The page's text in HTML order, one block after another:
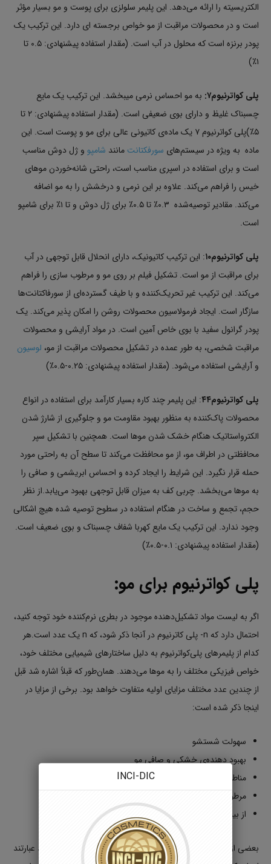
الکتریسیته را ارائه می‌دهد. این پلیمر سلولزی برای پوست و مو بسیار مؤثر
است و در محصولات مراقبت از مو خواص برجسته ای دارد. این ترکیب یک
پودر برنزه است که محلول در آب است. (مقدار استفاده پیشنهادی: ۰.۵ تا
۱٪)
پلی کواترنیوم۷:
به مو احساس نرمی می‎بخشد. این ترکیب یک مایع
چسبناک غلیظ و دارای بوی ضعیفی است. (مقدار استفاده پیشنهادی: ۲ تا
۵٪)پلی کواترنیوم ۷ یک ماده‌ی کاتیونی عالی برای مو و پوست است. این
ماده به ویژه در سیستم‌های سورفکتانت مانند شامپو و ژل دوش مناسب
است و برای استفاده در اسپری مناسب است، راحتی شانه‌خوردن موهای
خیس را فراهم می‌کند. علاوه بر این نرمی و درخشش را به مو اضافه
می‌کند. مقادیر توصیه‌شده ۰.۳٪ تا ۰.۵٪ برای ژل دوش و تا ۱٪ برای شامپو
است.
پلی کواترنیوم۱۰ : این ترکیب کاتیونیک، دارای انحلال قابل توجهی در آب
برای مراقبت از مو است. تشکیل فیلم بر روی مو و مرطوب سازی را فراهم
می‌کند. این ترکیب غیر تحریک‌کننده و با طیف گسترده‌ای از سورفاکتانت‌ها
سازگار است. ایجاد فرمولاسیون محصولات روشن را امکان پذیر می‌کند. یک
پودر گرانول سفید با بوی خاص آمین است. در مواد آرایشی و محصولات
مراقبت شخصی، به طور عمده در تشکیل محصولات مراقبت از مو، لوسیون
و آرایشی استفاده می‌شود. (مقدار استفاده پیشنهادی: ۰.۲۵-۰.۵٪)
پلی کواترنیوم۴۴
: این پلیمر چند کاره بسیار کارآمد برای استفاده در انواع
محصولات پاک‌کننده به منظور بهبود مقاومت مو و جلوگیری از شارژ شدن
الکترواستاتیک هنگام خشک شدن موها است. همچنین با تشکیل سپر
محافظتی در اطراف مو، از مو محافظت می‌کند تا سطح آن به راحتی مورد
حمله قرار نگیرد. این شرایط را ایجاد کرده و احساس ابریشمی و صافی را
به موها می‌بخشد. چربی کف به میزان قابل توجهی بهبود می‌یابد.از نظر
حجم، تجمع و ساخت در هنگام استفاده در سطوح توصیه شده هیچ اشکالی
وجود ندارد. این ترکیب یک مایع کهربا شفاف چسبناک و بوی ضعیف است.
(مقدار استفاده پیشنهادی: ۰.۱-۰.۵٪)
پلی کواترنیوم برای مو:
اگر به لیست مواد تشکیل‌دهنده موجود در بطری نرم‌کننده خود توجه کنید،
احتمال دارد که n- پلی کاترنیوم در آنجا ذکر شود، که n یک عدد است.هر
کدام از پلیمرهای پلی‌کواترنیوم به دلیل ساختارهای شیمیایی مختلف خود،
خواص فیزیکی مختلف را به موها می‌دهند. همان‌طور که قبلاً اشاره شد قبل
از چندین عدد مختلف مزایای اولیه متفاوت خواهد بود. برخی از مزایا در
اینجا ذکر شده است:
سهولت شستشو
بهبود دهنده‌ی خشکی و صافی مو
مناطق آسیب مو
مرطوب‌کردن مو
از بین برنده الکتریسیته ساکن
بعضی از پلی کواترنیوم‌هایی که معمولاً در شامپوها استفاده می‌شوند عبارتند
INCI-DIC